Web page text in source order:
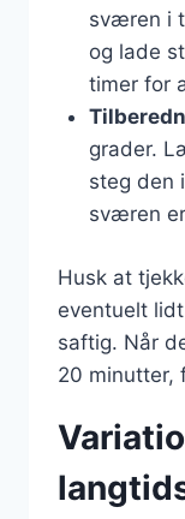
sværen i
og lade
timer for
grader.
steg den
sværen
Husk at
eventuelt
saftig. Når
20 minutter,